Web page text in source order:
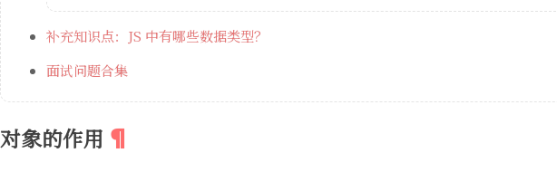
补充知识点：JS 中有哪些数据类型？
面试问题合集
对象的作用